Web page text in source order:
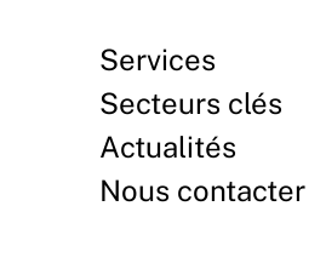
Services
Secteurs clés
Actualités
Nous contacter